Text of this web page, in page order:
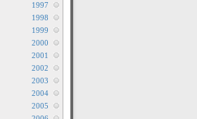
1997
1998
1999
2000
2001
2002
2003
2004
2005